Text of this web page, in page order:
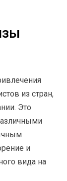
из стран,
Это
и
вида на